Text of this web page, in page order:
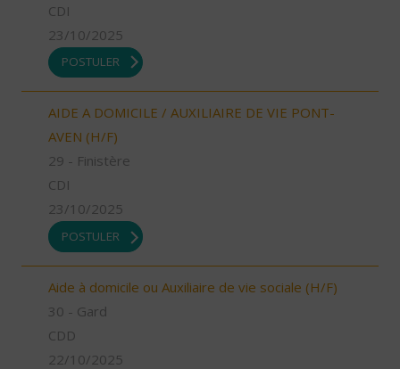
CDI
23/10/2025
POSTULER
AIDE A DOMICILE / AUXILIAIRE DE VIE PONT-
AVEN (H/F)
29 - Finistère
CDI
23/10/2025
POSTULER
Aide à domicile ou Auxiliaire de vie sociale (H/F)
30 - Gard
CDD
22/10/2025